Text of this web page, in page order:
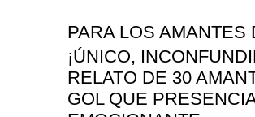
PARA LOS AMANTES
¡ÚNICO,
RELATO DE 30
GOL QUE